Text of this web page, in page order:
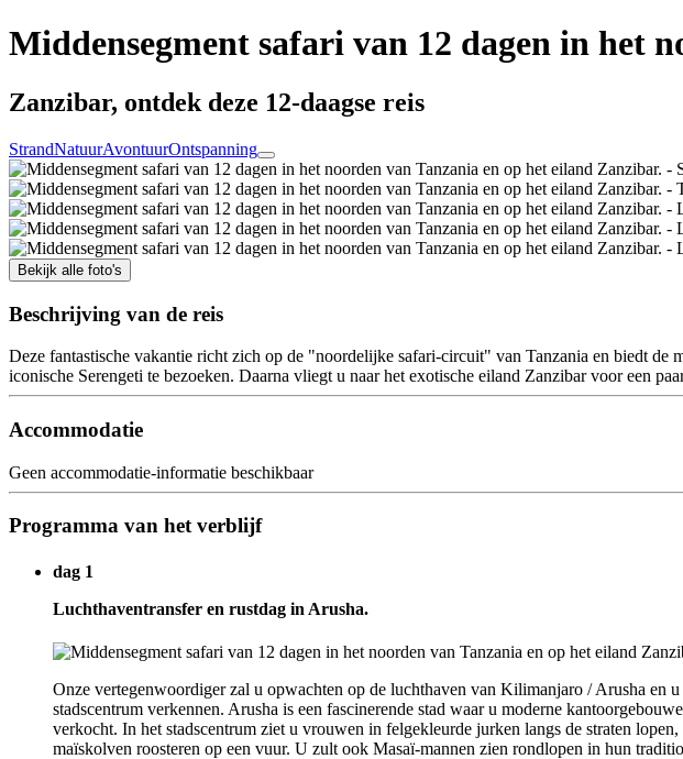
Middensegment safari van 12 dagen in het
Zanzibar, ontdek deze 12-daagse reis
StrandNatuurAvontuurOntspanning
Bekijk alle foto's
Beschrijving van de reis
Deze fantastische vakantie richt zich op de "noordelijke safari-circuit" van Tanzania en biedt
iconische Serengeti te bezoeken. Daarna vliegt u naar het exotische eiland Zanzibar voor een
Accommodatie
Geen accommodatie-informatie beschikbaar
Programma van het verblijf
dag 1
Luchthaventransfer en rustdag in Arusha.
Onze vertegenwoordiger zal u opwachten op de luchthaven van Kilimanjaro / Arusha en
stadscentrum verkennen. Arusha is een fascinerende stad waar u moderne
verkocht. In het stadscentrum ziet u vrouwen in felgekleurde jurken langs de straten
maïskolven roosteren op een vuur. U zult ook Masaï-mannen zien rondlopen in hun